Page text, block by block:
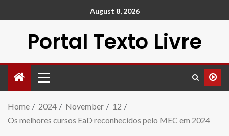
August 8, 2026
Portal Texto Livre
Home 2024 November
12
Os melhores cursos EaD reconhecidos pelo MEC em 2024